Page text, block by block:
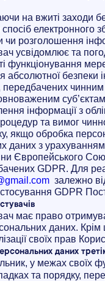
на вжиті заходи
спосіб
чи розголошення
усвідомлює та
функціонування
абсолютної безпеки
передбачених
інформації з
та вимог
якщо обробка
даних з
Європейського
GDPR. Для
залежно
GDPR
має право
даних. Крім
своїх прав
даних
у межах своїх
та порядку,